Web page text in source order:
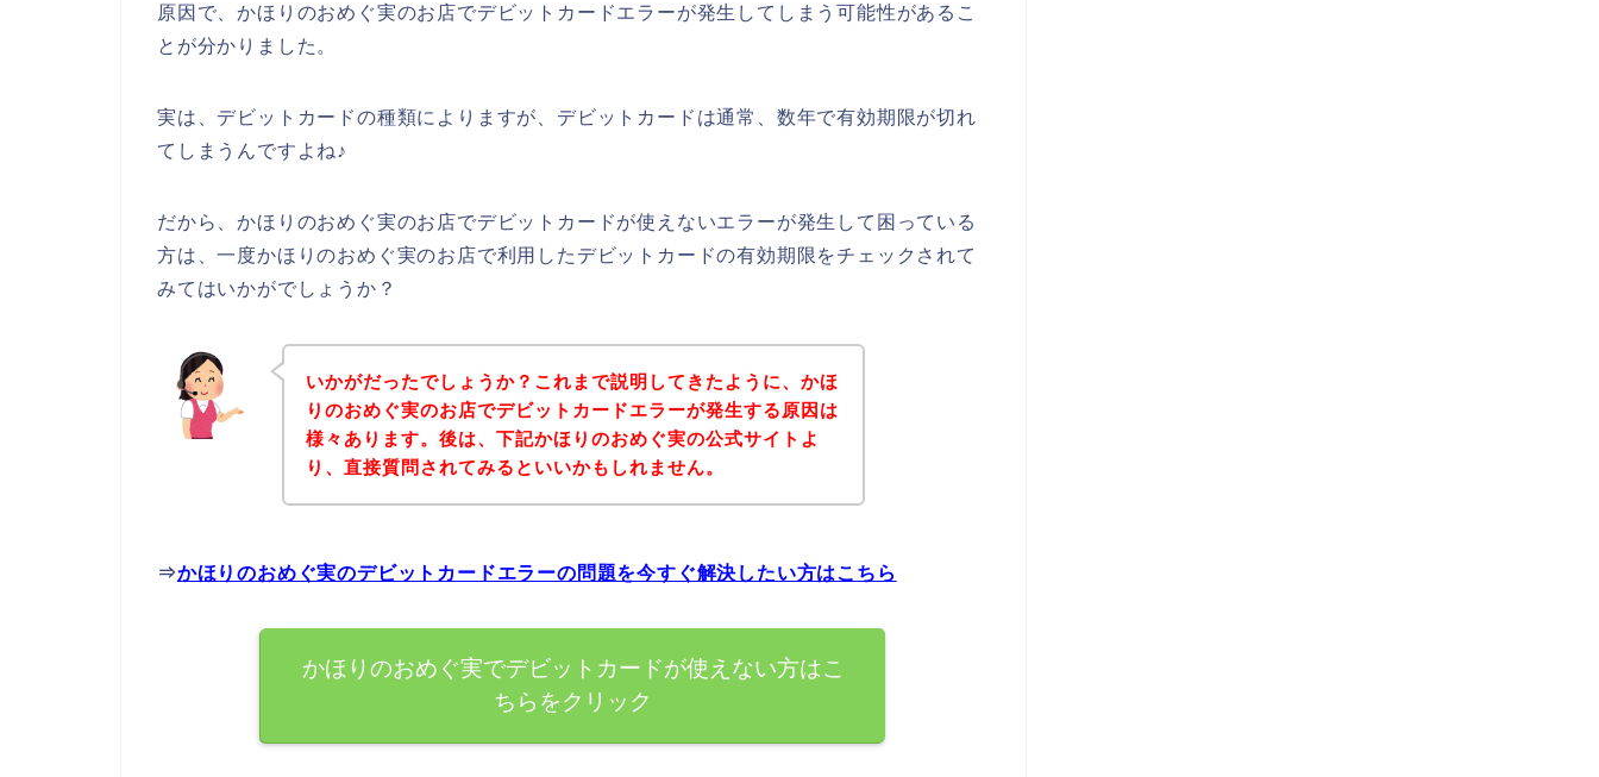
原因で、かほりのおめぐ実のお店でデビットカードエラーが発生してしまう可能性があるこ
とが分かりました。
実は、デビットカードの種類によりますが、デビットカードは通常、数年で有効期限が切れ
てしまうんですよね♪
だから、かほりのおめぐ実のお店でデビットカードが使えないエラーが発生して困っている
方は、一度かほりのおめぐ実のお店で利用したデビットカードの有効期限をチェックされて
みてはいかがでしょうか？
いかがだったでしょうか？これまで説明してきたように、かほ
りのおめぐ実のお店でデビットカードエラーが発生する原因は
様々あります。後は、下記かほりのおめぐ実の公式サイトよ
り、直接質問されてみるといいかもしれません。
⇒かほりのおめぐ実のデビットカードエラーの問題を今すぐ解決したい方はこちら
かほりのおめぐ実でデビットカードが使えない方はこ
ちらをクリック